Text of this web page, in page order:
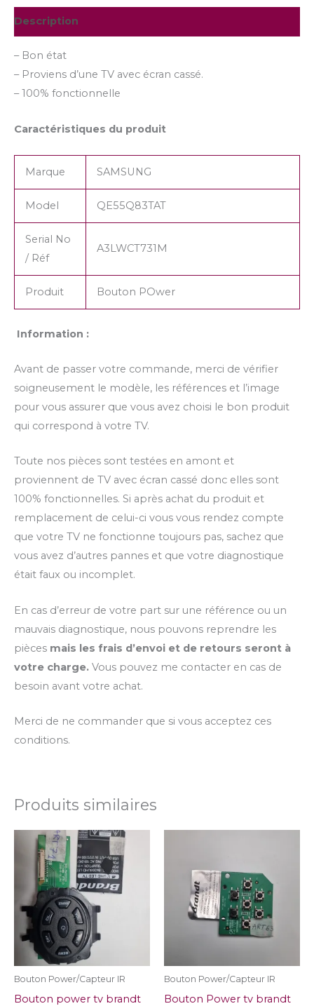
Description
– Bon état
– Proviens d’une TV avec écran cassé.
– 100% fonctionnelle
Caractéristiques du produit
Marque SAMSUNG
Model QE55Q83TAT
Serial No
/ Réf
A3LWCT731M
Produit Bouton POwer
Information :
Avant de passer votre commande, merci de vérifier
soigneusement le modèle, les références et l’image
pour vous assurer que vous avez choisi le bon produit
qui correspond à votre TV.
Toute nos pièces sont testées en amont et
proviennent de TV avec écran cassé donc elles sont
100% fonctionnelles. Si après achat du produit et
remplacement de celui-ci vous vous rendez compte
que votre TV ne fonctionne toujours pas, sachez que
vous avez d’autres pannes et que votre diagnostique
était faux ou incomplet.
En cas d’erreur de votre part sur une référence ou un
mauvais diagnostique, nous pouvons reprendre les
pièces mais les frais d’envoi et de retours seront à
votre charge. Vous pouvez me contacter en cas de
besoin avant votre achat.
Merci de ne commander que si vous acceptez ces
conditions.
Produits similaires
Bouton Power/Capteur IR
Bouton power tv brandt
Bouton Power/Capteur IR
Bouton Power tv brandt